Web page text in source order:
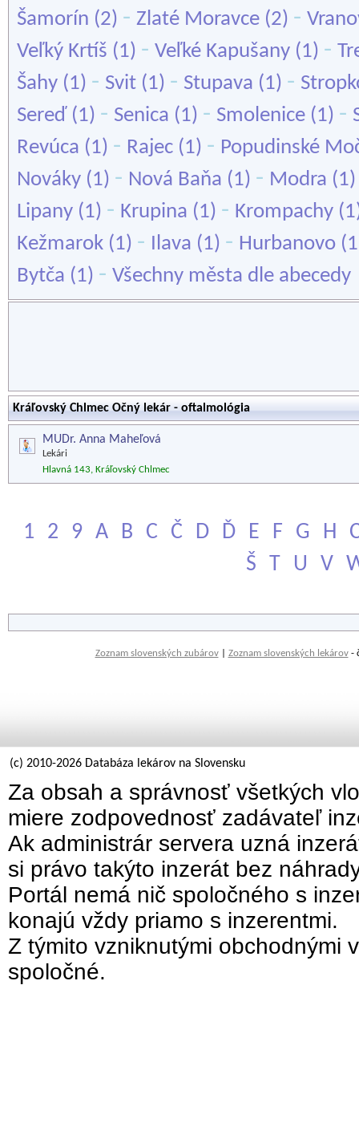
Šamorín (2) - Zlaté Moravce (2) -
Veľký Krtíš (1) - Veľké Kapušany (1) -
Šahy (1) - Svit (1) - Stupava (1) -
Sereď (1) - Senica (1) - Smolenice (1) -
Revúca (1) - Rajec (1) - Popudinské
Nováky (1) - Nová Baňa (1) - Modra
Lipany (1) - Krupina (1) - Krompachy
Kežmarok (1) - Ilava (1) - Hurbanovo
Bytča (1) - Všechny města dle abecedy
Kráľovský Chlmec Očný lekár - oftalmológia
MUDr. Anna Maheľová
Lekári
Hlavná 143, Kráľovský Chlmec
1 2 9 A B C Č D Ď E F G H
Š
T U V
Zoznam slovenských zubárov| Zoznam slovenských lekárov-
(c) 2010-2026 Databáza lekárov na Slovensku
Za obsah a správnosť všetkých
miere zodpovednosť zadávateľ
Ak administrár servera uzná
si právo takýto inzerát bez
Portál nemá nič spoločného s
konajú vždy priamo s inzerentmi.
Z týmito vzniknutými obchodnými
spoločné.